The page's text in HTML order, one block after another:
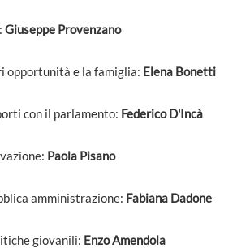
Giuseppe Provenzano
opportunità e la famiglia: Elena Bonetti
con il parlamento: Federico D'Incà
Paola Pisano
amministrazione: Fabiana Dadone
giovanili: Enzo Amendola